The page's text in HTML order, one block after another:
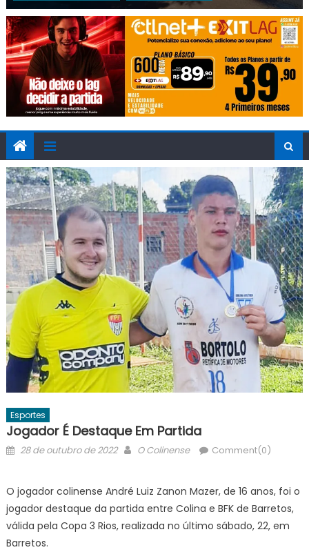
Esportes
Jogador É Destaque Em Partida
Posted
28 de outubro de 2022 Author
O Colinense Comment(0)
O jogador colinense André Luiz Zanon Mazer, de 16 anos, foi o
jogador destaque da partida entre Colina e BFK de Barretos,
válida pela Copa 3 Rios, realizada no último sábado, 22, em
Barretos.